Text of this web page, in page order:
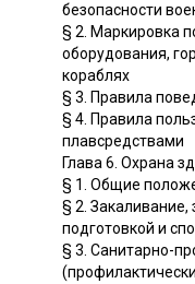
безопасности
§ 2. Маркировка
оборудования,
кораблях
§ 3. Правила
§ 4. Правила
плавсредствами
Глава 6. Охрана
§ 1. Общие
§ 2. Закаливание,
подготовкой и
§ 3. Санитарно-